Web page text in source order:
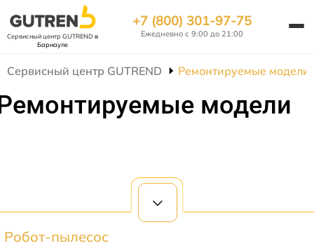
Сервисный центр GUTRENDв
Барнауле
+7 (800) 301-97-75
Ежедневно с 9:00 до 21:00
Сервисный центр GUTREND Ремонтируемые модели
модели
Робот-пылесос